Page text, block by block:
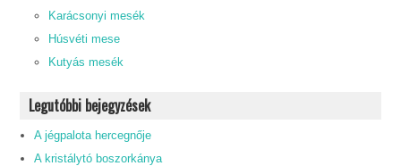
Karácsonyi mesék
Húsvéti mese
Kutyás mesék
Legutóbbi bejegyzések
A jégpalota hercegnője
A kristálytó boszorkánya